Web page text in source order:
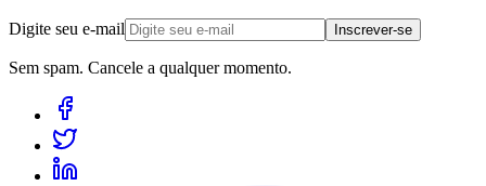
Digite seu e-mail Inscrever-se
Sem spam. Cancele a qualquer momento.